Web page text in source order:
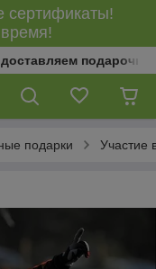
сертификаты!
подарки Участие